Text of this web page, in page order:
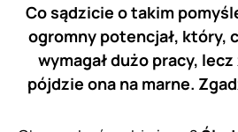
Co sądzicie o takim
ogromny potencjał, który,
wymagał dużo pracy,
pójdzie ona na marne.